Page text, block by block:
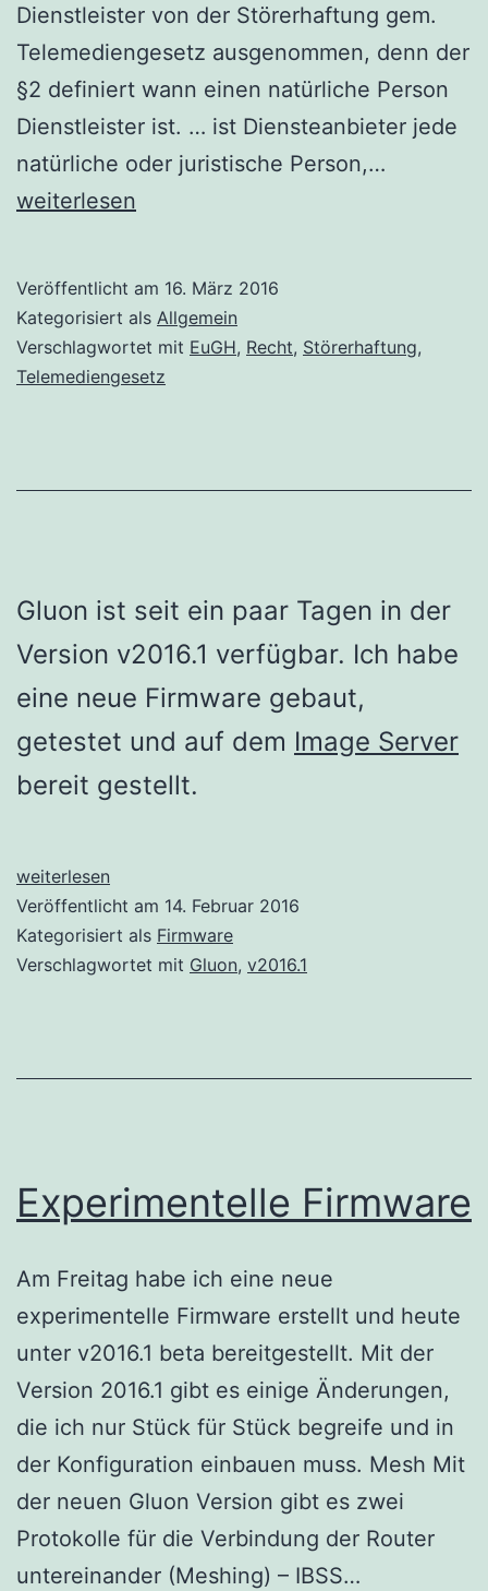
Dienstleister von der Störerhaftung gem.
Telemediengesetz ausgenommen, denn der
§2 definiert wann einen natürliche Person
Dienstleister ist. … ist Diensteanbieter jede
natürliche oder juristische Person,…
weiterlesen
Veröffentlicht am 16. März 2016
Kategorisiert als Allgemein
Verschlagwortet mit EuGH, Recht, Störerhaftung,
Telemediengesetz
Gluon ist seit ein paar Tagen in der
Version v2016.1 verfügbar. Ich habe
eine neue Firmware gebaut,
getestet und auf dem Image Server
bereit gestellt.
Gluon
v2016.1
verfügbar
weiterlesen
Veröffentlicht am 14. Februar 2016
Kategorisiert als Firmware
Verschlagwortet mit Gluon, v2016.1
Experimentelle Firmware
Am Freitag habe ich eine neue
experimentelle Firmware erstellt und heute
unter v2016.1 beta bereitgestellt. Mit der
Version 2016.1 gibt es einige Änderungen,
die ich nur Stück für Stück begreife und in
der Konfiguration einbauen muss. Mesh Mit
der neuen Gluon Version gibt es zwei
Protokolle für die Verbindung der Router
untereinander (Meshing) – IBSS…